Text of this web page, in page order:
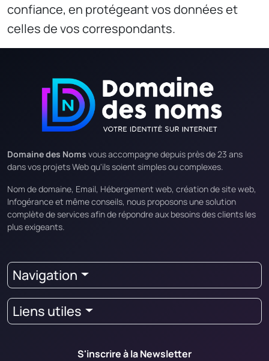
confiance, en protégeant vos données et
celles de vos correspondants.
Domaine des Noms vous accompagne depuis près de 23 ans
dans vos projets Web qu'ils soient simples ou complexes.
Nom de domaine, Email, Hébergement web, création de site web,
Infogérance et même conseils, nous proposons une solution
complète de services afin de répondre aux besoins des clients les
plus exigeants.
Navigation
Liens utiles
S'inscrire à la Newsletter